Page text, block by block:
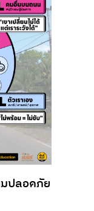
ปลอดภัย